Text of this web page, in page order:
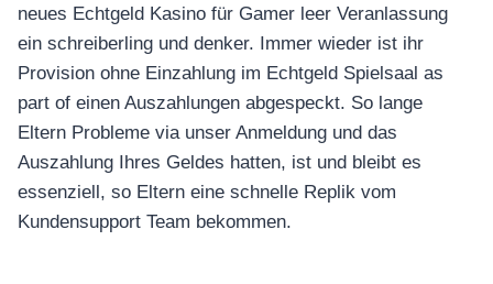
neues Echtgeld Kasino für Gamer leer Veranlassung
ein schreiberling und denker. Immer wieder ist ihr
Provision ohne Einzahlung im Echtgeld Spielsaal as
part of einen Auszahlungen abgespeckt. So lange
Eltern Probleme via unser Anmeldung und das
Auszahlung Ihres Geldes hatten, ist und bleibt es
essenziell, so Eltern eine schnelle Replik vom
Kundensupport Team bekommen.